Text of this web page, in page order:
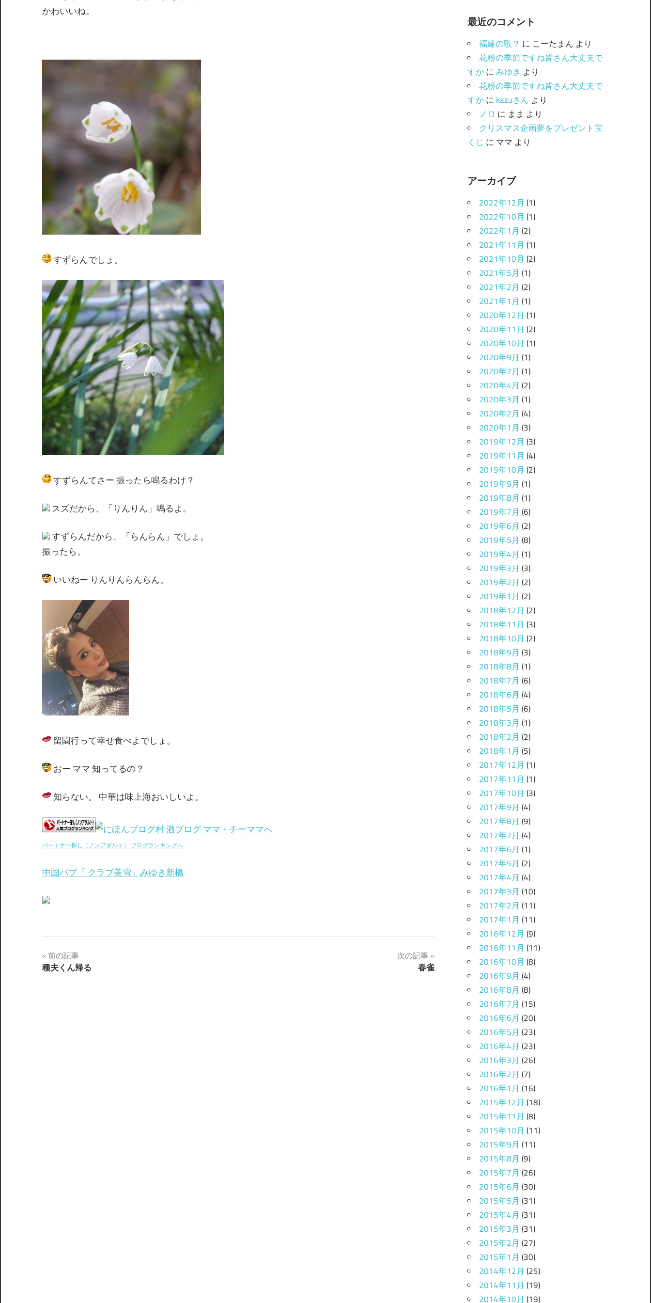
かわいいね。
すずらんでしょ。
すずらんてさー 振ったら鳴るわけ？
スズだから、「りんりん」鳴るよ。
すずらんだから、「らんらん」でしょ。
振ったら。
いいねー りんりんらんらん。
留園行って幸せ食べよでしょ。
おー ママ 知ってるの？
知らない。 中華は味上海おいしいよ。
パートナー探し（ノンアダルト） ブログランキングへ
中国パブ「 クラブ美雪」みゆき新橋
投
前の記事
種夫くん帰る
次の記事
春雀
リ
ー
最近のコメント
福建の歌？ に こーたまん より
花粉の季節ですね皆さん大丈夫で
すかにみゆき より
花粉の季節ですね皆さん大丈夫で
すかに kazuさん より
ノロ に まま より
クリスマス企画夢をプレゼント宝
くじ に ママ より
アーカイブ
2022年12月 (1)
2022年10月 (1)
2022年1月 (2)
2021年11月 (1)
2021年10月 (2)
2021年5月 (1)
2021年2月 (2)
2021年1月 (1)
2020年12月 (1)
2020年11月 (2)
2020年10月 (1)
2020年9月 (1)
2020年7月 (1)
2020年4月 (2)
2020年3月 (1)
2020年2月 (4)
2020年1月 (3)
2019年12月 (3)
2019年11月 (4)
2019年10月 (2)
2019年9月 (1)
2019年8月 (1)
2019年7月 (6)
2019年6月 (2)
2019年5月 (8)
2019年4月 (1)
2019年3月 (3)
2019年2月 (2)
2019年1月 (2)
2018年12月 (2)
2018年11月 (3)
2018年10月 (2)
2018年9月 (3)
2018年8月 (1)
2018年7月 (6)
2018年6月 (4)
2018年5月 (6)
2018年3月 (1)
2018年2月 (2)
2018年1月 (5)
2017年12月 (1)
2017年11月 (1)
2017年10月 (3)
2017年9月 (4)
2017年8月 (9)
2017年7月 (4)
2017年6月 (1)
2017年5月 (2)
2017年4月 (4)
2017年3月 (10)
2017年2月 (11)
2017年1月 (11)
2016年12月 (9)
2016年11月 (11)
2016年10月 (8)
2016年9月 (4)
2016年8月 (8)
2016年7月 (15)
2016年6月 (20)
2016年5月 (23)
2016年4月 (23)
2016年3月 (26)
2016年2月 (7)
2016年1月 (16)
2015年12月 (18)
2015年11月 (8)
2015年10月 (11)
2015年9月 (11)
2015年8月 (9)
2015年7月 (26)
2015年6月 (30)
2015年5月 (31)
2015年4月 (31)
2015年3月 (31)
2015年2月 (27)
2015年1月 (30)
2014年12月 (25)
2014年11月 (19)
2014年10月 (19)